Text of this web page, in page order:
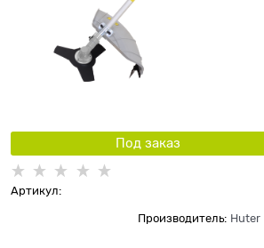
Под заказ
Артикул:
Производитель: Huter